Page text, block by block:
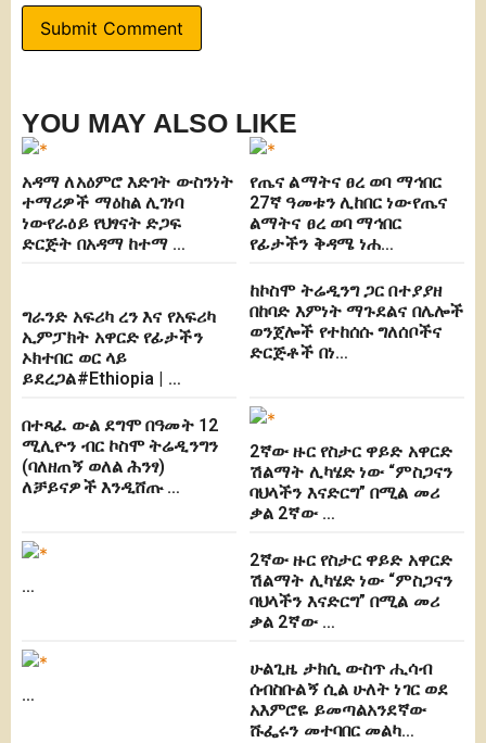
YOU MAY ALSO LIKE
አዳማ ለአዕምሮ እድገት ውስንነት
ተማሪዎች ማዕከል ሊገነባ
ነውየራዕይ የህፃናት ድጋፍ
ድርጅት በአዳማ ከተማ …
የጤና ልማትና ፀረ ወባ ማኅበር
27ኛ ዓመቱን ሊከበር ነውየጤና
ልማትና ፀረ ወባ ማኅበር
የፊታችን ቅዳሜ ነሐ…
ግራንድ አፍሪካ ረን እና የአፍሪካ
ኢምፓክት አዋርድ የፊታችን
ኦክተበር ወር ላይ
ይደረጋል#Ethiopia | …
ከኮስሞ ትሬዲንግ ጋር በተያያዘ
በከባድ እምነት ማጉደልና በሌሎች
ወንጀሎች የተከሰሱ ግለሰቦችና
ድርጅቶች በነ…
በተጻፈ ውል ደግሞ በዓመት 12
ሚሊዮን ብር ኮስሞ ትሬዲንግን
(ባለዘጠኝ ወለል ሕንፃ)
ለቻይናዎች እንዲሸጡ …
2ኛው ዙር የስታር ዋይድ አዋርድ
ሽልማት ሊካሄድ ነው “ምስጋናን
ባህላችን እናድርግ” በሚል መሪ
ቃል 2ኛው …
…
2ኛው ዙር የስታር ዋይድ አዋርድ
ሽልማት ሊካሄድ ነው “ምስጋናን
ባህላችን እናድርግ” በሚል መሪ
ቃል 2ኛው …
…
ሁልጊዜ ታክሲ ውስጥ ሒሳብ
ሰብስቡልኝ ሲል ሁለት ነገር ወደ
አእምሮዬ ይመጣልአንደኛው
ሹፌሩን መተባበር መልካ…